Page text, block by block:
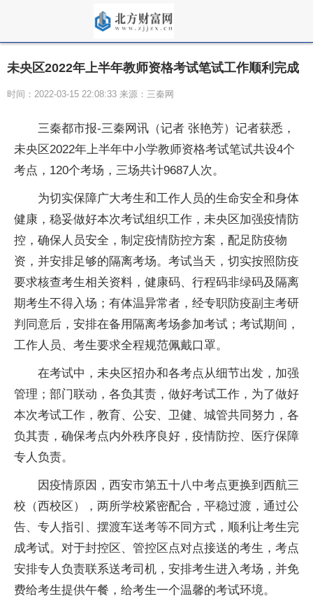
未央区2022年上半年教师资格考试笔试工作顺利完成
时间：2022-03-15 22:08:33 来源：三秦网
三秦都市报-三秦网讯（记者 张艳芳）记者获悉，
未央区2022年上半年中小学教师资格考试笔试共设4个
考点，120个考场，三场共计9687人次。
为切实保障广大考生和工作人员的生命安全和身体
健康，稳妥做好本次考试组织工作，未央区加强疫情防
控，确保人员安全，制定疫情防控方案，配足防疫物
资，并安排足够的隔离考场。考试当天，切实按照防疫
要求核查考生相关资料，健康码、行程码非绿码及隔离
期考生不得入场；有体温异常者，经专职防疫副主考研
判同意后，安排在备用隔离考场参加考试；考试期间，
工作人员、考生要求全程规范佩戴口罩。
在考试中，未央区招办和各考点从细节出发，加强
管理；部门联动，各负其责，做好考试工作，为了做好
本次考试工作，教育、公安、卫健、城管共同努力，各
负其责，确保考点内外秩序良好，疫情防控、医疗保障
专人负责。
因疫情原因，西安市第五十八中考点更换到西航三
校（西校区），两所学校紧密配合，平稳过渡，通过公
告、专人指引、摆渡车送考等不同方式，顺利让考生完
成考试。对于封控区、管控区点对点接送的考生，考点
安排专人负责联系送考司机，安排考生进入考场，并免
费给考生提供午餐，给考生一个温馨的考试环境。